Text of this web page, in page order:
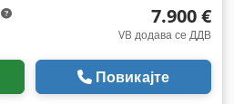
7.900 €
VB додава се ДДВ
Повикајте